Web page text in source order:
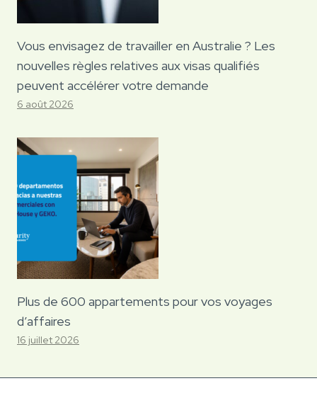
Vous envisagez de travailler en Australie ? Les
nouvelles règles relatives aux visas qualifiés
peuvent accélérer votre demande
6 août 2026
Plus de 600 appartements pour vos voyages
d’affaires
16 juillet 2026